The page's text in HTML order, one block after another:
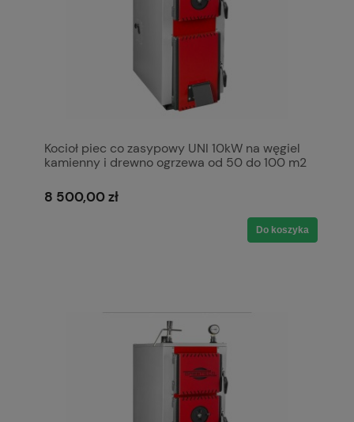
Kocioł piec co zasypowy UNI 10kW na węgiel
kamienny i drewno ogrzewa od 50 do 100 m2
8 500,00 zł
Do koszyka